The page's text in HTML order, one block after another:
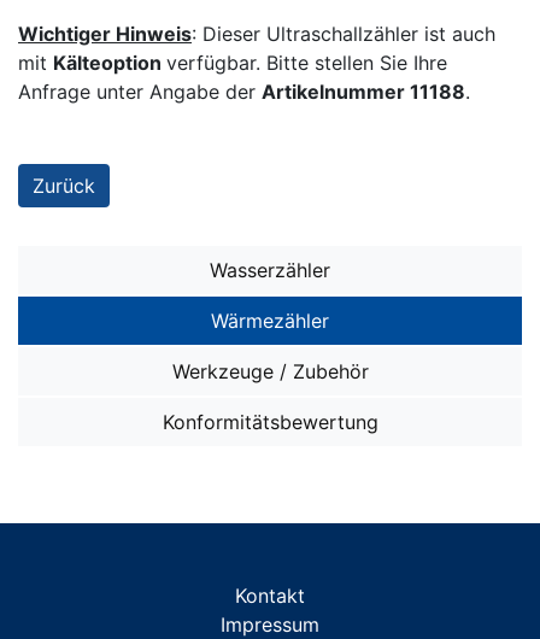
Wichtiger Hinweis: Dieser Ultraschallzähler ist auch
mit Kälteoption verfügbar. Bitte stellen Sie Ihre
Anfrage unter Angabe der Artikelnummer 11188.
Zurück
Wasserzähler
Wasserzähler SMART i OMS
Wasserzähler SMART M
Ventil-Installationen
ZUBEHÖR Messkapsel TKS
Wärmezähler
Wärmezähler SMART W OMS
Wärmezähler ohne Funk
Werkzeuge / Zubehör
sonstiges ZUBEHÖR
Konformitätsbewertung
Kontakt
Impressum